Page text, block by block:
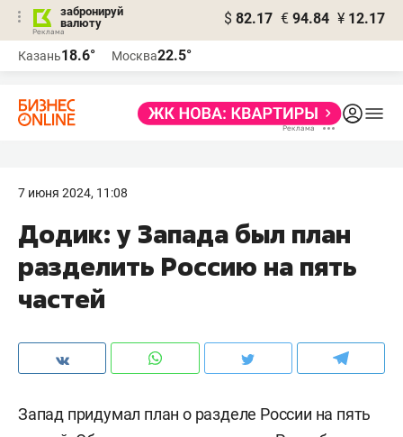
забронируй
валюту
$ 82.17 € 94.84 ¥ 12.17
Казань18.6° Москва22.5°
7 июня 2024, 11:08
Додик: у Запада был план
разделить Россию на пять
частей
Запад придумал план о разделе России на пять